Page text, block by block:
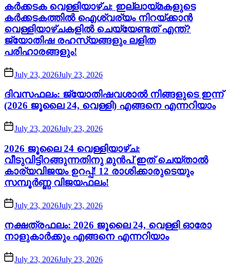
കർക്കടക വെള്ളിയാഴ്ച: ഇല്ലായ്മകളുടെ
കർക്കടകത്തിൽ ഐശ്വര്യം നിറയ്ക്കാൻ
വെള്ളിയാഴ്ചകളിൽ ചെയ്യേണ്ടത് എന്ത്?
ജ്യോതിഷ രഹസ്യങ്ങളും ലളിത
പരിഹാരങ്ങളും!
July 23, 2026July 23, 2026
ദിവസഫലം: ജ്യോതിഷവശാൽ നിങ്ങളുടെ ഇന്ന്‌
(2026 ജൂലൈ 24, വെള്ളി) എങ്ങനെ എന്നറിയാം
July 23, 2026July 23, 2026
2026 ജൂലൈ 24 വെള്ളിയാഴ്ച:
വീടുവിട്ടിറങ്ങുന്നതിനു മുൻപ് ഇത് ചെയ്താൽ
കാര്യവിജയം ഉറപ്പ്! 12 രാശിക്കാരുടെയും
സമ്പൂർണ്ണ വിജയഫലം!
July 23, 2026July 23, 2026
നക്ഷത്രഫലം: 2026 ജൂലൈ 24, വെള്ളി ഓരോ
നാളുകാർക്കും എങ്ങനെ എന്നറിയാം
July 23, 2026July 23, 2026